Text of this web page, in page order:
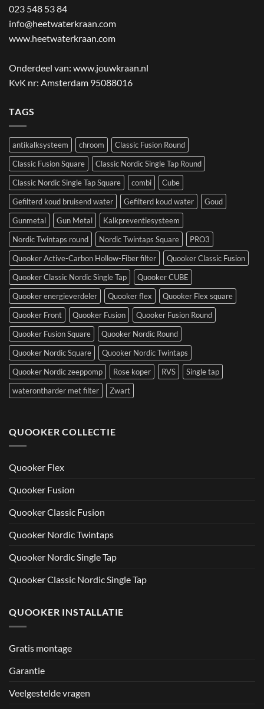
023 548 53 84
info@heetwaterkraan.com
www.heetwaterkraan.com
Onderdeel van: www.jouwkraan.nl
KvK nr: Amsterdam 95088016
TAGS
antikalksysteem chroom
Classic Fusion Round
Classic Fusion Square
Classic Nordic Single Tap Round
Classic Nordic Single Tap Square
combi
Cube
Gefilterd koud bruisend water
Gefilterd koud water
Goud
Gunmetal
Gun Metal
Kalkpreventiesysteem
Nordic Twintaps round
Nordic Twintaps Square
PRO3
Quooker Active-Carbon Hollow-Fiber filter
Quooker Classic Fusion
Quooker Classic Nordic Single Tap
Quooker CUBE
Quooker energieverdeler
Quooker flex
Quooker Flex square
Quooker Front
Quooker Fusion
Quooker Fusion Round
Quooker Fusion Square
Quooker Nordic Round
Quooker Nordic Square
Quooker Nordic Twintaps
Quooker Nordic zeeppomp
Rose koper RVS
Single tap
waterontharder met filter
Zwart
QUOOKER COLLECTIE
Quooker Flex
Quooker Fusion
Quooker Classic Fusion
Quooker Nordic Twintaps
Quooker Nordic Single Tap
Quooker Classic Nordic Single Tap
QUOOKER INSTALLATIE
Gratis montage
Garantie
Veelgestelde vragen